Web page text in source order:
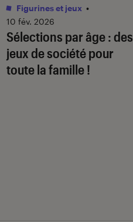
Sélections par âge : des
jeux de société pour
toute la famille !
Figurines et jeux •
10 fév. 2026